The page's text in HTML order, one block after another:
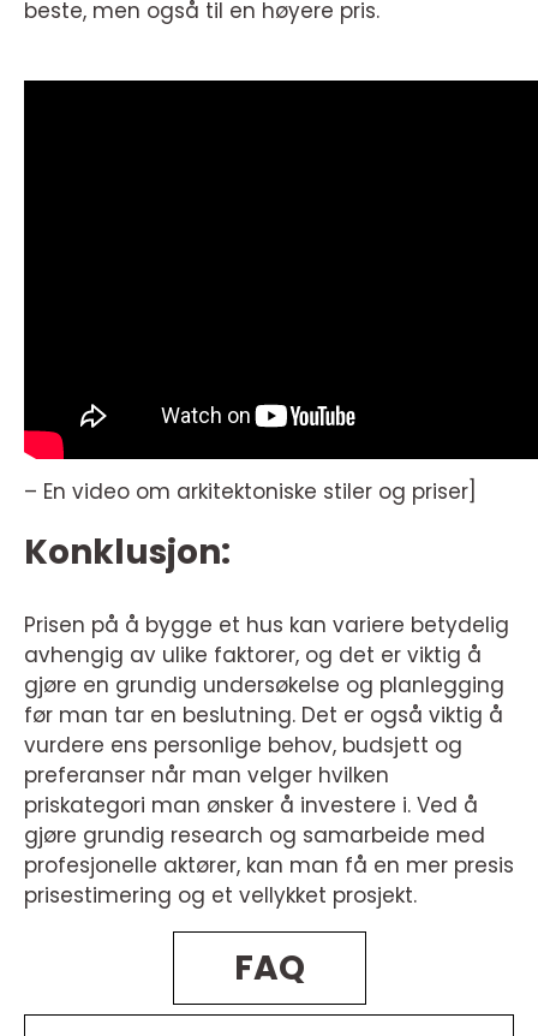
beste, men også til en høyere pris.
– En video om arkitektoniske stiler og priser]
Konklusjon:
Prisen på å bygge et hus kan variere betydelig
avhengig av ulike faktorer, og det er viktig å
gjøre en grundig undersøkelse og planlegging
før man tar en beslutning. Det er også viktig å
vurdere ens personlige behov, budsjett og
preferanser når man velger hvilken
priskategori man ønsker å investere i. Ved å
gjøre grundig research og samarbeide med
profesjonelle aktører, kan man få en mer presis
prisestimering og et vellykket prosjekt.
FAQ